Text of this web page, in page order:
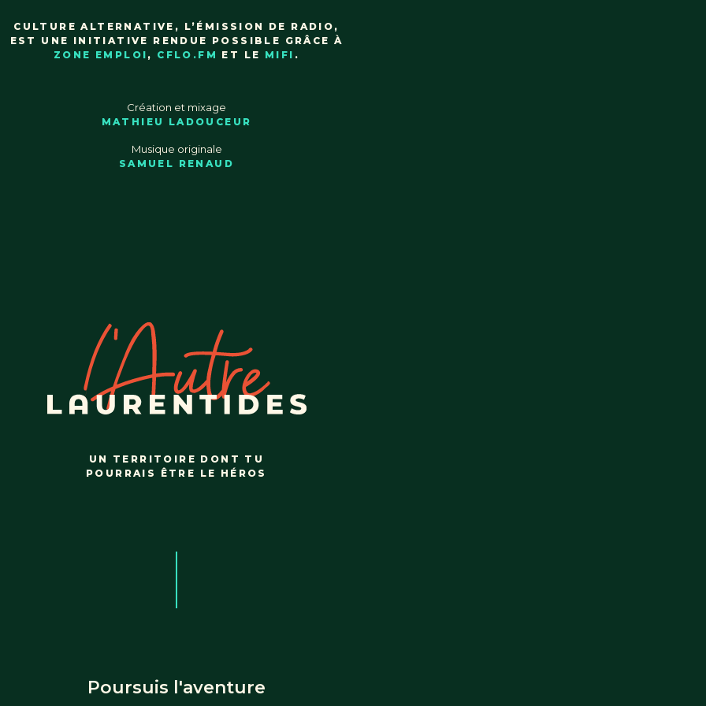
CULTURE ALTERNATIVE, L’ÉMISSION DE RADIO,
EST UNE INITIATIVE RENDUE POSSIBLE GRÂCE À
ZONE EMPLOI , CFLO.FM ET LE MIFI .
Création et mixage
MATHIEU LADOUCEUR
Musique originale
SAMUEL RENAUD
UN TERRITOIRE DONT TU
POURRAIS ÊTRE LE HÉROS
Poursuis l'aventure